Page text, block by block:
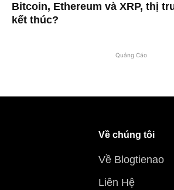
Bitcoin, Ethereum và XRP, thị
kết thúc?
Quảng Cáo
Về chúng tôi
Về Blogtienao
Liên Hệ